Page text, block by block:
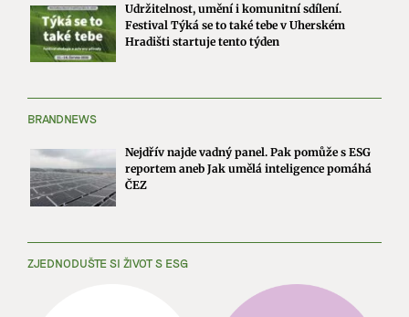
Udržitelnost, umění i komunitní sdílení.
Festival Týká se to také tebe v Uherském
Hradišti startuje tento týden
BRANDNEWS
Nejdřív najde vadný panel. Pak pomůže s ESG
reportem aneb Jak umělá inteligence pomáhá
ČEZ
ZJEDNODUŠTE SI ŽIVOT S ESG